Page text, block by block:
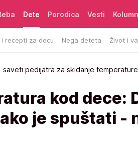
Dete
i recepti za decu Nega deteta Život i
Porodica Vesti
saveti pedijatra za skidanje temperature
kod dece:
je spuštati -